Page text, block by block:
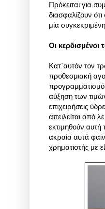
Πρόκειται για
διασφαλίζουν
μία
Οι
Κατ΄αυτόν τον
προθεσμιακή
προγραμματισμό
αύξηση των
επιχειρήσεις
απειλείται από
εκτιμηθούν αυτή
ακραία αυτά
χρηματιστής με